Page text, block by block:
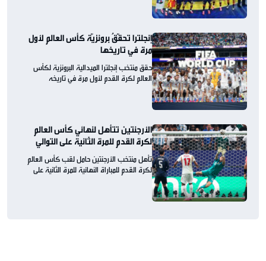
إنجلترا تحقّقُ برونزيّة كأس العالم لأول
مرة في تاريخها
حقق منتخب إنجلترا الميدالية البرونزية لكأس
العالم لكرة القدم لأول مرة في تاريخه
الأرجنتين تتأهل لنهائي كأس العالم
لكرة القدم للمرة الثانية على التوالي
تأهل منتخب الأرجنتين حامل لقب كأس العالم
لكرة القدم للمباراة النهائية للمرة الثانية على